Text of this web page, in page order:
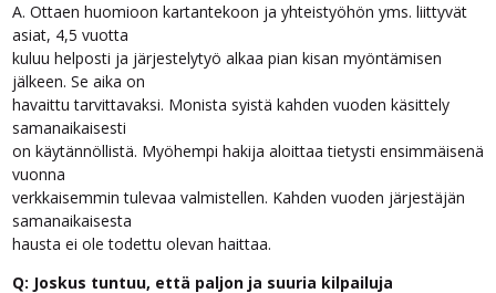
A. Ottaen huomioon kartantekoon ja yhteistyöhön yms. liittyvät
asiat, 4,5 vuotta
kuluu helposti ja järjestelytyö alkaa pian kisan myöntämisen
jälkeen. Se aika on
havaittu tarvittavaksi. Monista syistä kahden vuoden käsittely
samanaikaisesti
on käytännöllistä. Myöhempi hakija aloittaa tietysti ensimmäisenä
vuonna
verkkaisemmin tulevaa valmistellen. Kahden vuoden järjestäjän
samanaikaisesta
hausta ei ole todettu olevan haittaa.
Q: Joskus tuntuu, että paljon ja suuria kilpailuja